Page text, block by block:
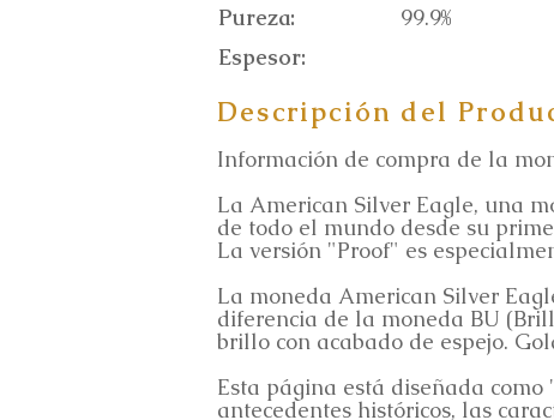
Pureza:
99.9%
Espesor:
Descripción del
Información de compra de la
La American Silver Eagle, una
de todo el mundo desde su
La versión "Proof" es
La moneda American Silver
diferencia de la moneda BU
brillo con acabado de espejo.
Esta página está diseñada
antecedentes históricos, las